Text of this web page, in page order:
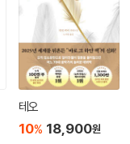
테오
10% 18,900원